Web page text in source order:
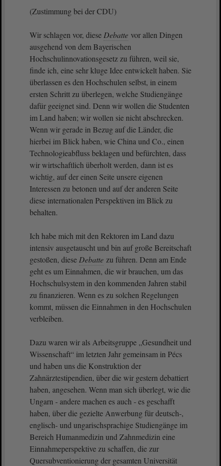
(Zustimmung bei der CDU)
Wir schlagen vor, diese Debatte vor allen Dingen
ausgehend von dem Bayerischen
Hochschulinnovationsgesetz zu führen, weil sie,
finde ich, eine sehr kluge Idee entwickelt haben. Sie
überlassen es den Hochschulen selbst, in einem
ersten Schritt zu überlegen, welche Studiengänge
dafür geeignet sind. Denn wir wollen die Studenten
im Land haben; wir wollen sie nicht abschrecken.
Wenn wir gerade in Bezug auf die Länder, die
hierbei im Blick haben, wie China und Co., einen
Technologieabfluss beklagen und befürchten, dass
wir wirtschaftlich überholt werden, dann ist es
wichtig, auf der einen Seite unsere eigenen
Interessen zu betonen und auf der anderen Seite
diese internationalen Perspektiven im Blick zu
behalten.
Ich habe mich mit den Rektoren im Land dazu
intensiv ausgetauscht und bin auf große Bereitschaft
gestoßen, diese Debatte zu führen. Denn am Ende
geht es um Einnahmen, die wir brauchen, um das
Hochschulsystem in den kommenden Jahren stabil
zu finanzieren. Wenn es zu solchen Regelungen
kommt, müssen die Einnahmen in den Hochschulen
verbleiben.
Dazu waren wir als Arbeitsgruppe „Gesundheit und
Wissenschaft“ im letzten Jahr gemeinsam in Pécs
und haben uns die Konstruktion der
Zahnärztestipendien, über die wir gestern debattiert
haben, angesehen. Wenn man sich überlegt, wie die
Ungarn - andere machen es auch - es geschafft
haben, über die gezielte Anwerbung für deutsch-,
englisch- und ungarischsprachige Studiengänge im
Bereich Humanmedizin und Zahnmedizin eine
Einnahmeperspektive zu schaffen, die zur
Quersubventionierung der gesamten Universität